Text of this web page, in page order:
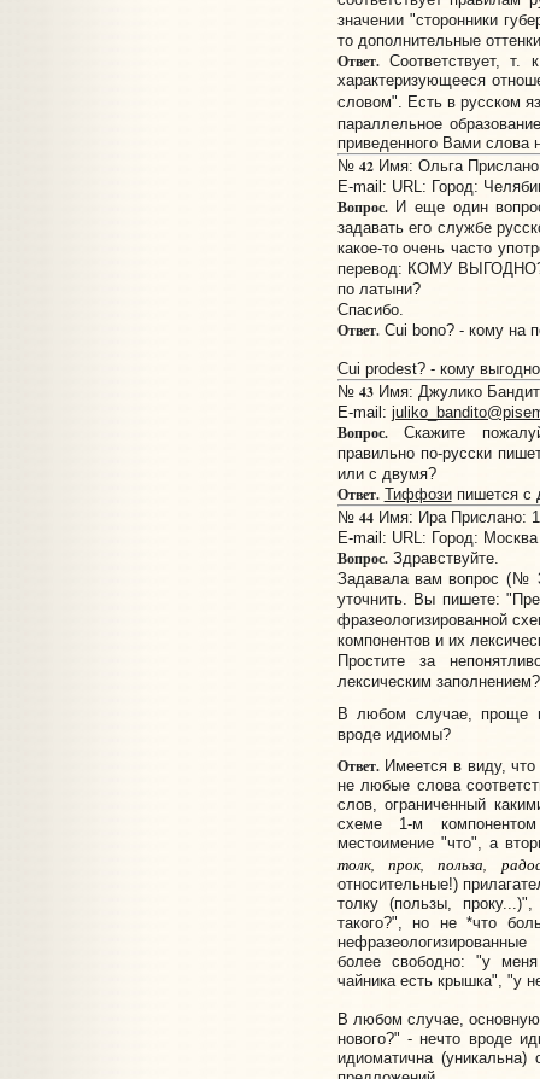
значении "сторонники
то дополнительные
Ответ.Соответствует, т.
характеризующееся
словом". Есть в русском
параллельное
приведенного Вами слова
№ 42Имя: Ольга
E-mail: URL: Город:
Вопрос.И еще один
задавать его службе
какое-то очень часто
перевод: КОМУ ВЫГОДНО?
по латыни?
Спасибо.
Ответ.Cui bono? - кому на
Cui prodest? - кому
№ 43Имя: Джулико
E-mail:
Вопрос.Скажите
правильно по-русски
или с двумя?
Ответ. Тиффозипишется с
№ 44Имя: Ира Прислано:
E-mail: URL: Город: Москва
Вопрос.Здравствуйте.
Задавала вам вопрос (№
уточнить. Вы пишете:
фразеологизированной
компонентов и их
Простите за
лексическим заполнением?
В любом случае, проще
вроде идиомы?
Ответ.Имеется в виду, что
не любые слова
слов, ограниченный
схеме 1-м
местоимение "что", а
толк, прок, польза,
относительные!)
толку (пользы,
такого?", но не *что
более свободно: "у
чайника есть крышка", "у
В любом случае,
нового?" - нечто вроде
идиоматична (уникальна)